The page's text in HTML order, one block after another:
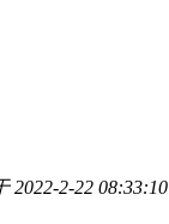
2022-2-22 08:33:10